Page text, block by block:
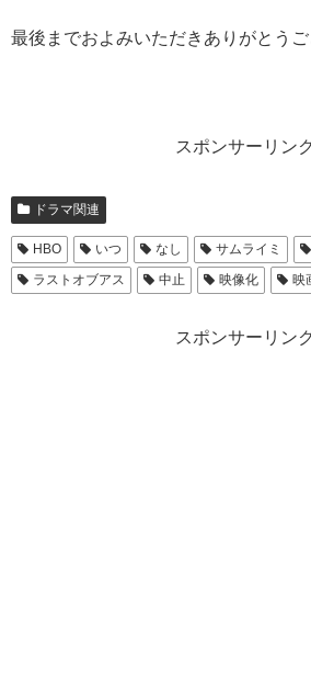
最後までおよみいただきありがとうご
スポンサーリンク
ドラマ関連
HBO いつ なし サムライミ
ラストオブアス
中止 映像化 映
スポンサーリンク